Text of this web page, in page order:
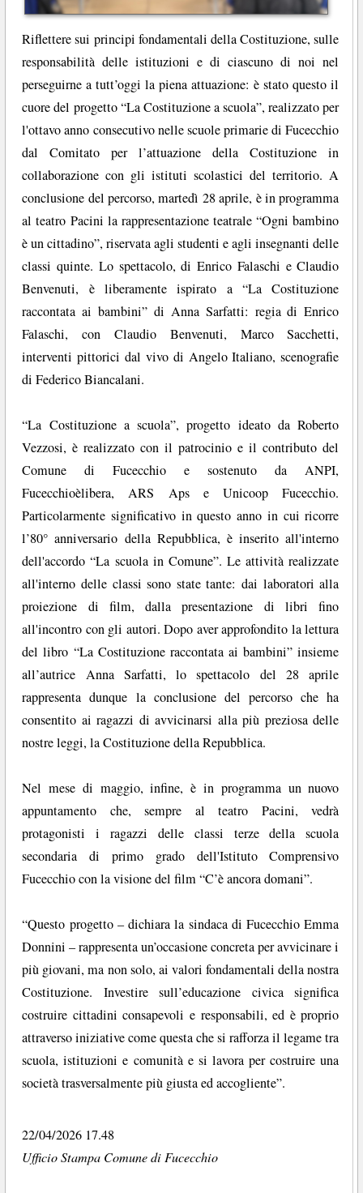
Riflettere sui principi fondamentali della Costituzione, sulle
responsabilità delle istituzioni e di ciascuno di noi nel
perseguirne a tutt’oggi la piena attuazione: è stato questo il
cuore del progetto “La Costituzione a scuola”, realizzato per
l'ottavo anno consecutivo nelle scuole primarie di Fucecchio
dal Comitato per l’attuazione della Costituzione in
collaborazione con gli istituti scolastici del territorio. A
conclusione del percorso, martedì 28 aprile, è in programma
al teatro Pacini la rappresentazione teatrale “Ogni bambino
è un cittadino”, riservata agli studenti e agli insegnanti delle
classi quinte. Lo spettacolo, di Enrico Falaschi e Claudio
Benvenuti, è liberamente ispirato a “La Costituzione
raccontata ai bambini” di Anna Sarfatti: regia di Enrico
Falaschi, con Claudio Benvenuti, Marco Sacchetti,
interventi pittorici dal vivo di Angelo Italiano, scenografie
di Federico Biancalani.
“La Costituzione a scuola”, progetto ideato da Roberto
Vezzosi, è realizzato con il patrocinio e il contributo del
Comune di Fucecchio e sostenuto da ANPI,
Fucecchioèlibera, ARS Aps e Unicoop Fucecchio.
Particolarmente significativo in questo anno in cui ricorre
l’80° anniversario della Repubblica, è inserito all'interno
dell'accordo “La scuola in Comune”. Le attività realizzate
all'interno delle classi sono state tante: dai laboratori alla
proiezione di film, dalla presentazione di libri fino
all'incontro con gli autori. Dopo aver approfondito la lettura
del libro “La Costituzione raccontata ai bambini” insieme
all’autrice Anna Sarfatti, lo spettacolo del 28 aprile
rappresenta dunque la conclusione del percorso che ha
consentito ai ragazzi di avvicinarsi alla più preziosa delle
nostre leggi, la Costituzione della Repubblica.
Nel mese di maggio, infine, è in programma un nuovo
appuntamento che, sempre al teatro Pacini, vedrà
protagonisti i ragazzi delle classi terze della scuola
secondaria di primo grado dell'Istituto Comprensivo
Fucecchio con la visione del film “C’è ancora domani”.
“Questo progetto – dichiara la sindaca di Fucecchio Emma
Donnini – rappresenta un’occasione concreta per avvicinare i
più giovani, ma non solo, ai valori fondamentali della nostra
Costituzione. Investire sull’educazione civica significa
costruire cittadini consapevoli e responsabili, ed è proprio
attraverso iniziative come questa che si rafforza il legame tra
scuola, istituzioni e comunità e si lavora per costruire una
società trasversalmente più giusta ed accogliente”.
22/04/2026 17.48
Ufficio Stampa Comune di Fucecchio